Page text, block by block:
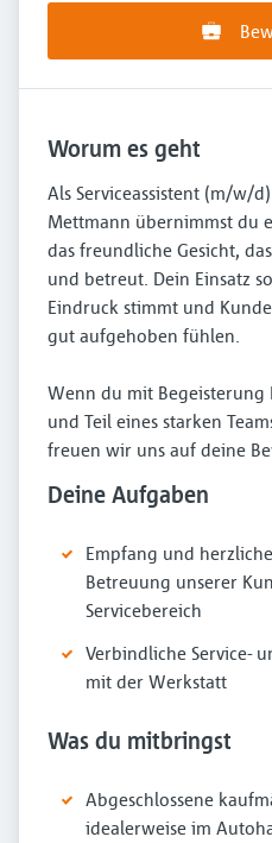
Worum es geht
Als Serviceassistent (m/w/
Mettmann übernimmst du
das freundliche Gesicht,
und betreut. Dein Einsatz
Eindruck stimmt und
gut aufgehoben fühlen.
Wenn du mit
und Teil eines starken
freuen wir uns auf deine
Deine Aufgaben
Empfang und
Betreuung unserer
Servicebereich
Verbindliche Service-
mit der Werkstatt
Was du mitbringst
Abgeschlossene
idealerweise im